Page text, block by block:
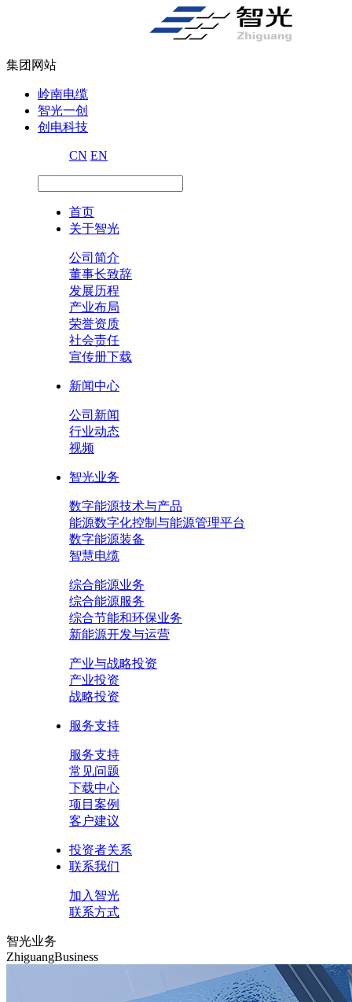
集团网站
岭南电缆
智光一创
创电科技
CN EN
首页
关于智光
公司简介
董事长致辞
发展历程
产业布局
荣誉资质
社会责任
宣传册下载
新闻中心
公司新闻
行业动态
视频
智光业务
数字能源技术与产品
能源数字化控制与能源管理平台
数字能源装备
智慧电缆
综合能源业务
综合能源服务
综合节能和环保业务
新能源开发与运营
产业与战略投资
产业投资
战略投资
服务支持
服务支持
常见问题
下载中心
项目案例
客户建议
投资者关系
联系我们
加入智光
联系方式
智光业务
ZhiguangBusiness